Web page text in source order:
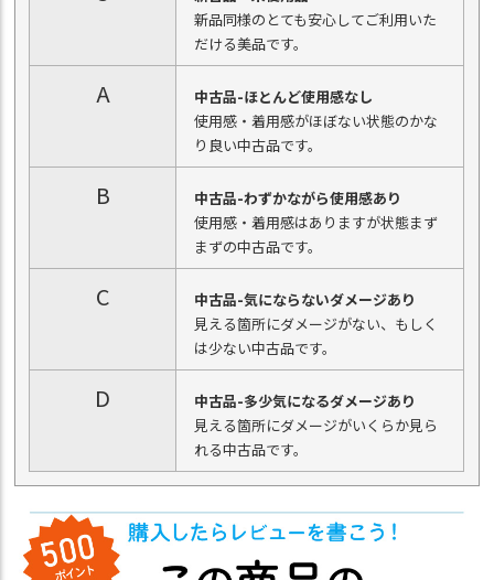
新品同様のとても安心してご利用いた
だける美品です。
A
中古品-ほとんど使用感なし
使用感・着用感がほぼない状態のかな
り良い中古品です。
B
中古品-わずかながら使用感あり
使用感・着用感はありますが状態まず
まずの中古品です。
C
中古品-気にならないダメージあり
見える箇所にダメージがない、もしく
は少ない中古品です。
D
中古品-多少気になるダメージあり
見える箇所にダメージがいくらか見ら
れる中古品です。